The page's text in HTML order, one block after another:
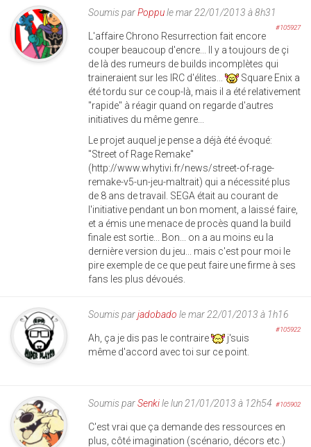
Soumis parPoppule mar 22/01/2013 à 8h31
#105927
L'affaire Chrono Resurrection fait encore
couper beaucoup d'encre... Il y a toujours de çi
de là des rumeurs de builds incomplètes qui
traineraient sur les IRC d'élites...
Square Enix a
été tordu sur ce coup-là, mais il a été relativement
"rapide" à réagir quand on regarde d'autres
initiatives du même genre...
Le projet auquel je pense a déjà été évoqué:
"Street of Rage Remake"
(http://www.whytivi.fr/news/street-of-rage-
remake-v5-un-jeu-maltrait) qui a nécessité plus
de 8 ans de travail. SEGA était au courant de
l'initiative pendant un bon moment, a laissé faire,
et a émis une menace de procès quand la build
finale est sortie... Bon... on a au moins eu la
dernière version du jeu... mais c'est pour moi le
pire exemple de ce que peut faire une firme à ses
fans les plus dévoués.
Soumis parjadobado le mar 22/01/2013 à 1h16
#105922
Ah, ça je dis pas le contraire
j'suis
même d'accord avec toi sur ce point.
Soumis parSenkile lun 21/01/2013 à 12h54 #105902
C'est vrai que ça demande des ressources en
plus, côté imagination (scénario, décors etc.)